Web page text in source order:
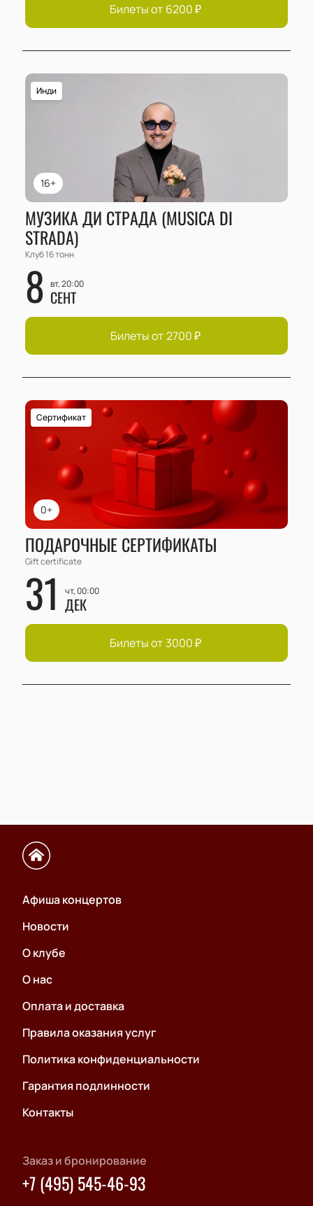
Билеты от 6200₽
16+
Инди
МУЗИКА ДИ СТРАДА (MUSICA DI
STRADA)
Клуб 16 тонн
8 вт, 20:00
СЕНТ
Билеты от 2700₽
0+
Сертификат
ПОДАРОЧНЫЕ СЕРТИФИКАТЫ
Gift certificate
31 чт, 00:00
ДЕК
Билеты от 3000₽
Афиша концертов
Новости
О клубе
О нас
Оплата и доставка
Правила оказания услуг
Политика конфиденциальности
Гарантия подлинности
Контакты
Заказ и бронирование
+7 (495) 545-46-93